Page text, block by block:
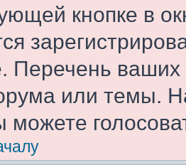
кнопке в
Перечень ваших
или темы.